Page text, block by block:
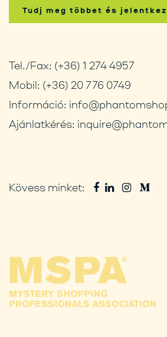
Tudj meg többet és
Tel./Fax: (+36) 1 274 4957
Mobil: (+36) 20 776 0749
Információ:
Ajánlatkérés:
Kövess minket: